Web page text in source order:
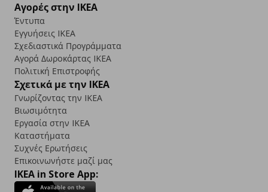
Αγορές στην IKEA
Έντυπα
Εγγυήσεις IKEA
Σχεδιαστικά Προγράμματα
Αγορά Δωρoκάρτας IKEA
Πολιτική Επιστροφής
Σχετικά με την IKEA
Γνωρίζοντας την IKEA
Βιωσιμότητα
Εργασία στην IKEA
Καταστήματα
Συχνές Ερωτήσεις
Επικοινωνήστε μαζί μας
IKEA in Store App: